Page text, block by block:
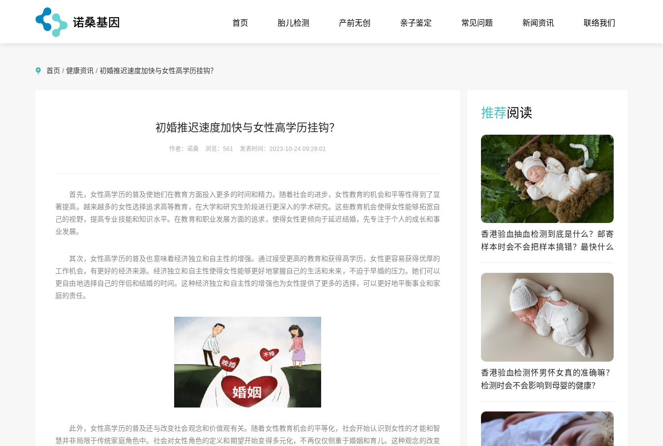
首页 胎儿检测 产前无创 亲子鉴定 常见问题 新闻资讯 联络我们
首页 / 健康资讯 / 初婚推迟速度加快与女性高学历挂钩？
初婚推迟速度加快与女性高学历挂钩？
作者：诺桑 浏览：561 发表时间：2023-10-24 09:28:01
首先，女性高学历的普及使她们在教育方面投入更多的时间和精力。随着社会的进步，女性教育的机会和平等性得到了显
著提高。越来越多的女性选择追求高等教育，在大学和研究生阶段进行更深入的学术研究。这些教育机会使得女性能够拓宽自
己的视野，提高专业技能和知识水平。在教育和职业发展方面的追求，使得女性更倾向于延迟结婚，先专注于个人的成长和事
业发展。
其次，女性高学历的普及也意味着经济独立和自主性的增强。通过接受更高的教育和获得高学历，女性更容易获得优厚的
工作机会，有更好的经济来源。经济独立和自主性使得女性能够更好地掌握自己的生活和未来，不迫于早婚的压力。她们可以
更自由地选择自己的伴侣和结婚的时间。这种经济独立和自主性的增强也为女性提供了更多的选择，可以更好地平衡事业和家
庭的责任。
此外，女性高学历的普及还与改变社会观念和价值观有关。随着女性教育机会的平等化，社会开始认识到女性的才能和智
慧并非局限于传统家庭角色中。社会对女性角色的定义和期望开始变得多元化，不再仅仅侧重于婚姻和育儿。这种观念的改变
推荐阅读
香港验血抽血检测到底是什么？邮寄
样本时会不会把样本搞错？最快什么
香港验血检测怀男怀女真的准确嘛？
检测时会不会影响到母婴的健康？